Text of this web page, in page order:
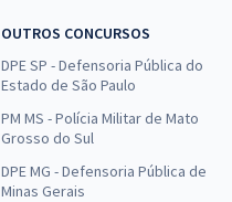
OUTROS CONCURSOS
DPE SP - Defensoria Pública do
Estado de São Paulo
PM MS - Polícia Militar de Mato
Grosso do Sul
DPE MG - Defensoria Pública de
Minas Gerais